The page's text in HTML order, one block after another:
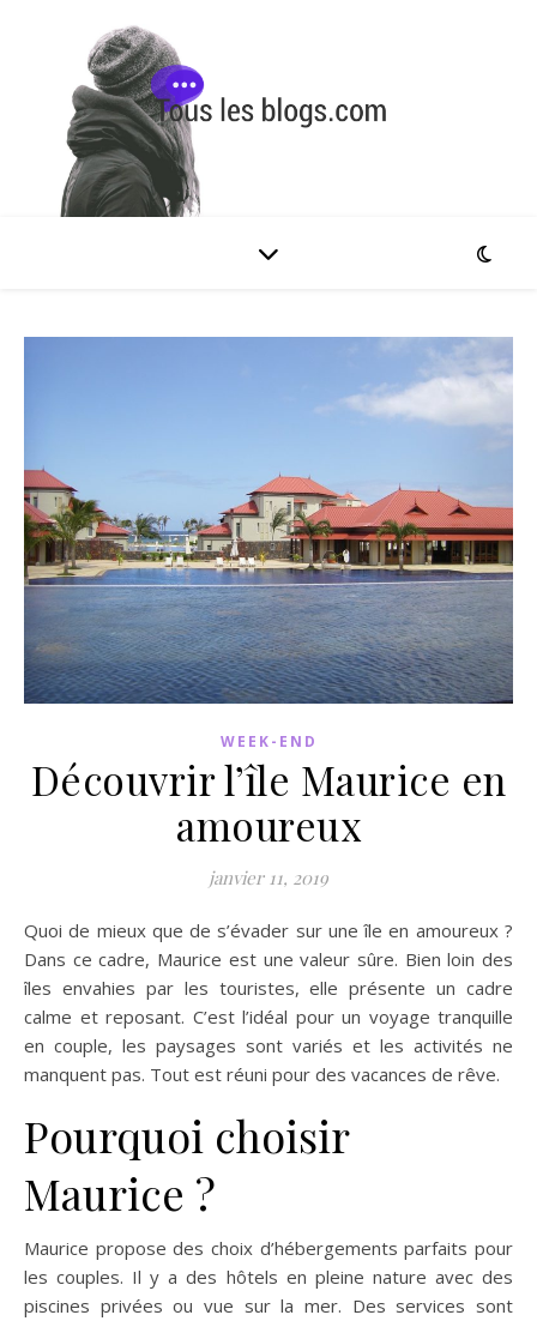
WEEK-END
Découvrir l’île Maurice en
amoureux
janvier 11, 2019
Quoi de mieux que de s’évader sur une île en amoureux ?
Dans ce cadre, Maurice est une valeur sûre. Bien loin des
îles envahies par les touristes, elle présente un cadre
calme et reposant. C’est l’idéal pour un voyage tranquille
en couple, les paysages sont variés et les activités ne
manquent pas. Tout est réuni pour des vacances de rêve.
Pourquoi choisir
Maurice ?
Maurice propose des choix d’hébergements parfaits pour
les couples. Il y a des hôtels en pleine nature avec des
piscines privées ou vue sur la mer. Des services sont